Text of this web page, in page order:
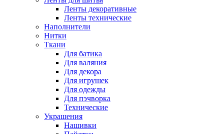
Ленты декоративные
Ленты технические
Наполнители
Нитки
Ткани
Для батика
Для валяния
Для декора
Для игрушек
Для одежды
Для пэчворка
Технические
Украшения
Нашивки